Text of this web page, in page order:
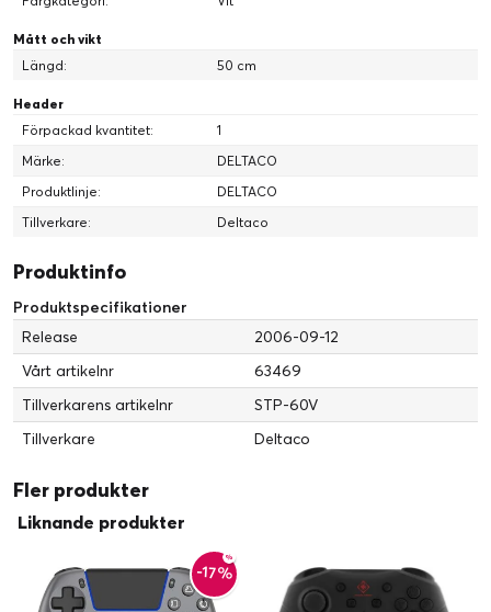
Mått och vikt
Längd:
50 cm
Header
Förpackad kvantitet:
1
Märke:
DELTACO
Produktlinje:
DELTACO
Tillverkare:
Deltaco
Produktinfo
Produktspecifikationer
Release
2006-09-12
Vårt artikelnr
63469
Tillverkarens artikelnr
STP-60V
Tillverkare
Deltaco
Fler produkter
Liknande produkter
-17%